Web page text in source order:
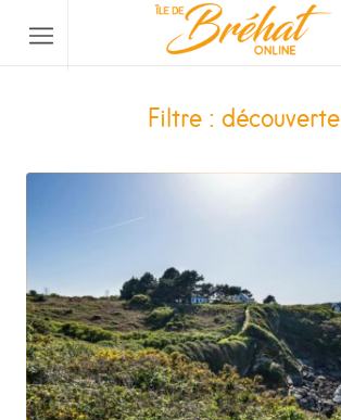
La Traversée Par Bateau
Filtre : découverte